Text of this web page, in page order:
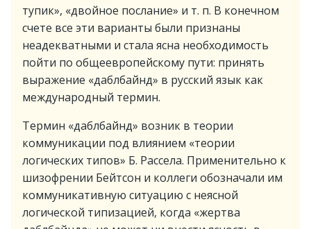
тупик», «двойное послание» и т. п. В конечном
счете все эти варианты были признаны
неадекватными и стала ясна необходимость
пойти по общеевропейскому пути: принять
выражение «даблбайнд» в русский язык как
международный термин.
Термин «даблбайнд» возник в теории
коммуникации под влиянием «теории
логических типов» Б. Рассела. Применительно к
шизофрении Бейтсон и коллеги обозначали им
коммуникативную ситуацию с неясной
логической типизацией, когда «жертва